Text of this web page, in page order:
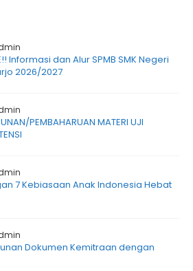
Informasi dan Alur SPMB SMK Negeri
2026/2027
PEMBAHARUAN MATERI UJI
7 Kebiasaan Anak Indonesia Hebat
Dokumen Kemitraan dengan